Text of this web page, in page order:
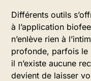
Différents outils
à l’application
n’enlève rien à
profonde, parfois le
il n’existe aucune
devient de laisser